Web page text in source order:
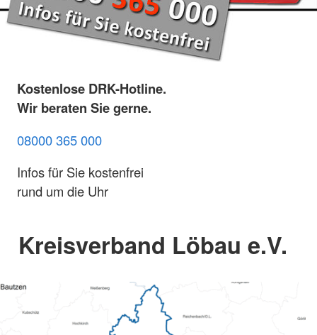
Kostenlose DRK-Hotline.
Wir beraten Sie gerne.
08000 365 000
Infos für Sie kostenfrei
rund um die Uhr
Kreisverband Löbau e.V.